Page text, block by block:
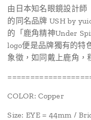
由日本知名眼鏡設計師
的同名品牌 USH by
的「鹿角精神Under
logo便是品牌獨有的特
象徵，如同戴上鹿角，
COLOR: Copper
Size: EYE = 44mm /